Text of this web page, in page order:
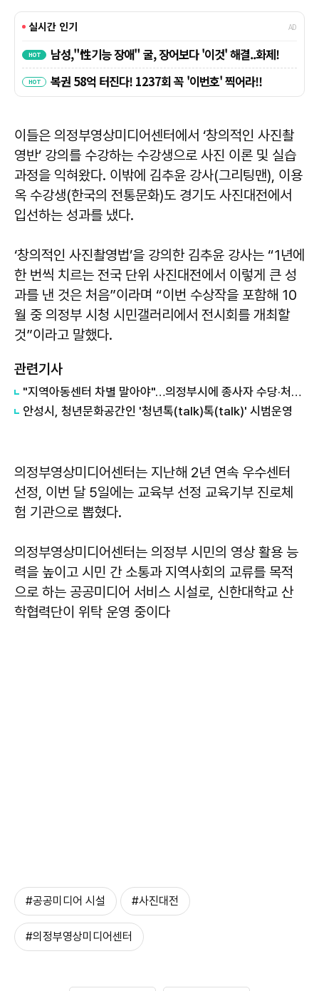
이들은 의정부영상미디어센터에서 ‘창의적인 사진촬
영반’ 강의를 수강하는 수강생으로 사진 이론 및 실습
과정을 익혀왔다. 이밖에 김추윤 강사(그리팅맨), 이용
옥 수강생(한국의 전통문화)도 경기도 사진대전에서
입선하는 성과를 냈다.
‘창의적인 사진촬영법’을 강의한 김추윤 강사는 “1년에
한 번씩 치르는 전국 단위 사진대전에서 이렇게 큰 성
과를 낸 것은 처음”이라며 “이번 수상작을 포함해 10
월 중 의정부 시청 시민갤러리에서 전시회를 개최할
것”이라고 말했다.
관련기사
"지역아동센터 차별 말아야"…의정부시에 종사자 수당·처우 개선 요구
안성시, 청년문화공간인 '청년톡(talk)톡(talk)' 시범운영
의정부영상미디어센터는 지난해 2년 연속 우수센터
선정, 이번 달 5일에는 교육부 선정 교육기부 진로체
험 기관으로 뽑혔다.
의정부영상미디어센터는 의정부 시민의 영상 활용 능
력을 높이고 시민 간 소통과 지역사회의 교류를 목적
으로 하는 공공미디어 서비스 시설로, 신한대학교 산
학협력단이 위탁 운영 중이다
#공공미디어 시설 #사진대전
#의정부영상미디어센터